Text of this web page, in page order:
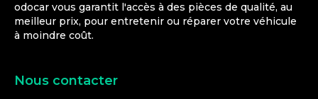
odocar vous garantit l'accès à des pièces de qualité, au
meilleur prix, pour entretenir ou réparer votre véhicule
à moindre coût.
Nous contacter